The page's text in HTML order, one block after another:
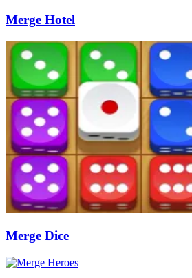
Merge Hotel
Merge Dice